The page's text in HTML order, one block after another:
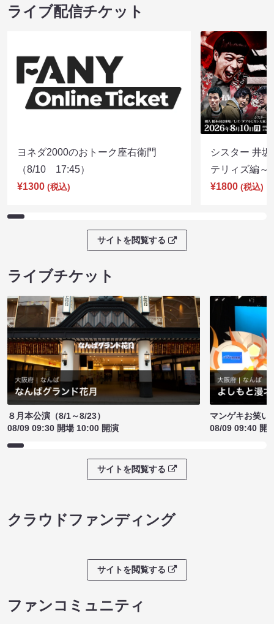
ライブ配信チケット
ヨネダ2000のおトーク座右衛門
（8/10 17:45）
¥1300 (税込)
シスター 井
テリィズ編
¥1800 (税込)
サイトを閲覧する
ライブチケット
８月本公演（8/1～8/23）
08/09 09:30 開場 10:00 開演
マンゲキお笑い
08/09 09:40 開
サイトを閲覧する
クラウドファンディング
サイトを閲覧する
ファンコミュニティ